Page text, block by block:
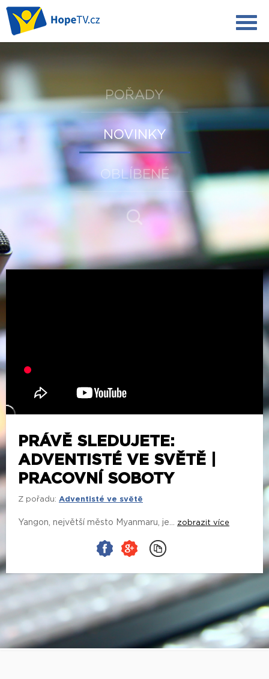
POŘADY
NOVINKY
OBLÍBENÉ
PRÁVĚ SLEDUJETE:
ADVENTISTÉ VE SVĚTĚ |
PRACOVNÍ SOBOTY
Z pořadu: Adventisté ve světě
Yangon, největší město Myanmaru, je... zobrazit více